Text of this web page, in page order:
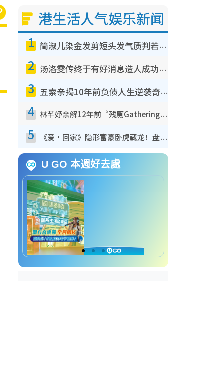
港生活人气娱乐新闻
1 简淑儿染金发剪短头发气质判若两人！吓坏老公麦大力都认不出：“你做什么？”
2 汤洛雯传终于有好消息造人成功！两大细节曝孕味极浓引猜测：大肚婆先会咁！
3 五索亲揭10年前负债人生逆袭奇迹！全靠去一地方转运后即遇上马先生
4 林芊妤亲解12年前“残厕Gathering”真相！高层解约一句话重创尊严，至今拒返TVB
5 《爱·回家》隐形富豪卧虎藏龙！盘点12位财气逼人的有钱艺人：这位美女3亿身家不愁做
U GO 本週好去處